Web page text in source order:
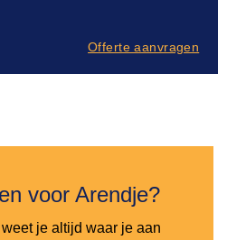
Offerte aanvragen
voor Arendje?
je altijd waar je aan